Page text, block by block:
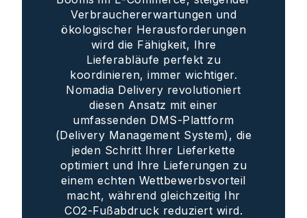
Verbrauchererwartungen und
ökologischer Herausforderungen
wird die Fähigkeit, Ihre
Lieferabläufe perfekt zu
koordinieren, immer wichtiger.
Nomadia Delivery revolutioniert
diesen Ansatz mit einer
umfassenden DMS-Plattform
(Delivery Management System), die
jeden Schritt Ihrer Lieferkette
optimiert und Ihre Lieferungen zu
einem echten Wettbewerbsvorteil
macht, während gleichzeitig Ihr
CO2-Fußabdruck reduziert wird.